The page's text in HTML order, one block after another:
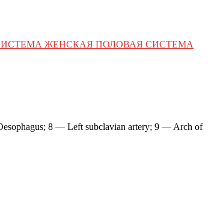
ЖЕНСКАЯ ПОЛОВАЯ СИСТЕМА
8 — Left subclavian artery; 9 — Arch of